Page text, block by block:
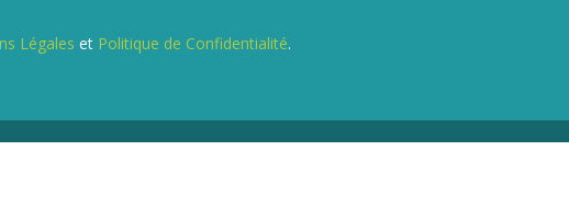
Légales et Politique de Confidentialité.